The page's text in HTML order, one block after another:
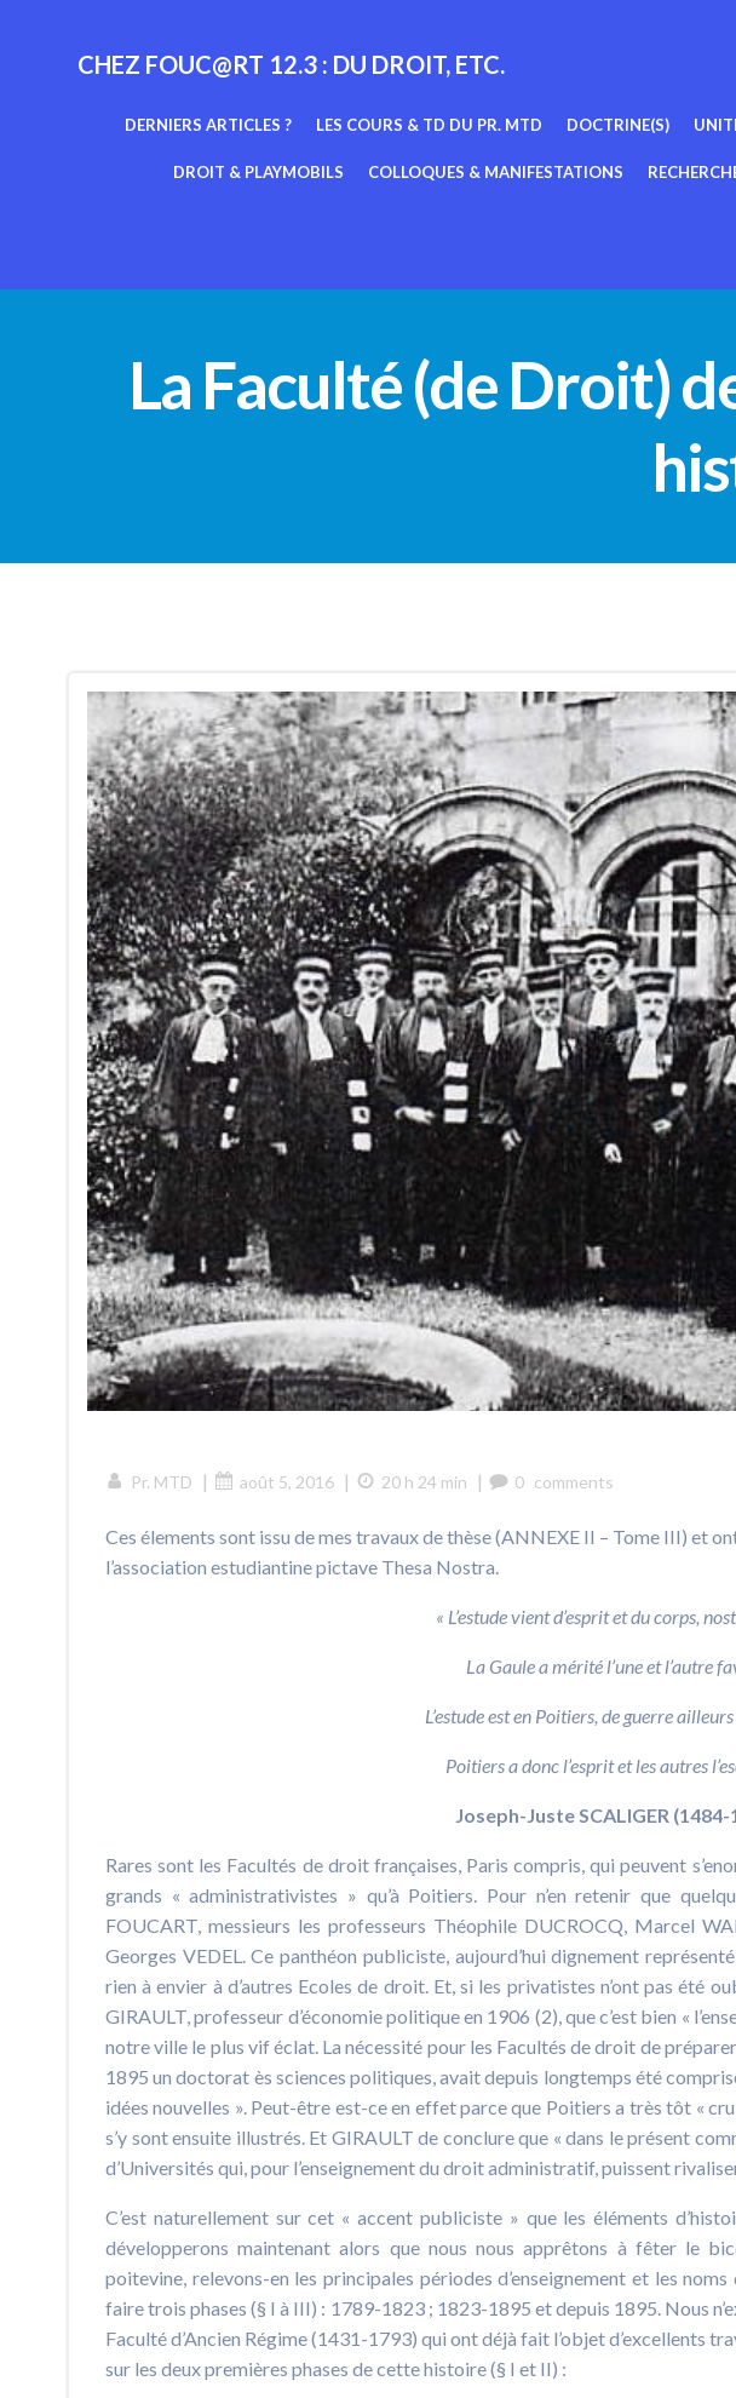
CHEZ FOUC@RT 12.3 : DU DROIT, ETC.
DERNIERS ARTICLES ? LES COURS & TD DU PR. MTD DOCTRINE(S)
DROIT & PLAYMOBILS COLLOQUES & MANIFESTATIONS
La Faculté (de Droit)
Pr. MTD | août 5, 2016 | 20 h 24 min | 0 comments
Ces élements sont issu de mes travaux de thèse (ANNEXE II – Tome III) et
l’association estudiantine pictave Thesa Nostra.
« L’estude vient d’esprit et du corps,
La Gaule a mérité l’une et l’autre
L’estude est en Poitiers, de guerre
Poitiers a donc l’esprit et les autres
Joseph-Juste SCALIGER (1484-
Rares sont les Facultés de droit françaises, Paris compris, qui peuvent
grands « administrativistes » qu’à Poitiers. Pour n’en retenir que
FOUCART, messieurs les professeurs Théophile DUCROCQ, Marcel
Georges VEDEL. Ce panthéon publiciste, aujourd’hui dignement
rien à envier à d’autres Ecoles de droit. Et, si les privatistes n’ont pas été
GIRAULT, professeur d’économie politique en 1906 (2), que c’est bien «
notre ville le plus vif éclat. La nécessité pour les Facultés de droit de
1895 un doctorat ès sciences politiques, avait depuis longtemps été
idées nouvelles ». Peut-être est-ce en effet parce que Poitiers a très tôt «
s’y sont ensuite illustrés. Et GIRAULT de conclure que « dans le présent
d’Universités qui, pour l’enseignement du droit administratif, puissent
C’est naturellement sur cet « accent publiciste » que les éléments
développerons maintenant alors que nous nous apprêtons à fêter le
poitevine, relevons-en les principales périodes d’enseignement et les
faire trois phases (§ I à III) : 1789-1823 ; 1823-1895 et depuis 1895. Nous
Faculté d’Ancien Régime (1431-1793) qui ont déjà fait l’objet d’excellents
sur les deux premières phases de cette histoire (§ I et II) :